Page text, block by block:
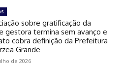
sobre gratificação da
gestora termina sem avanço e
cobra definição da Prefeitura
Grande
de 2026